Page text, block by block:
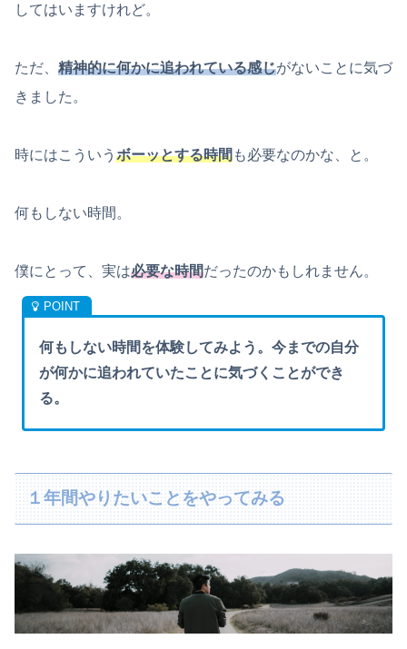
してはいますけれど。
ただ、 精神的に何かに追われている感じがないことに気づ
きました。
時にはこういう ボーッとする時間も必要なのかな、と。
何もしない時間。
僕にとって、実は必要な時間だったのかもしれません。
何もしない時間を体験してみよう。今までの自分
が何かに追われていたことに気づくことができ
る。
１年間やりたいことをやってみる